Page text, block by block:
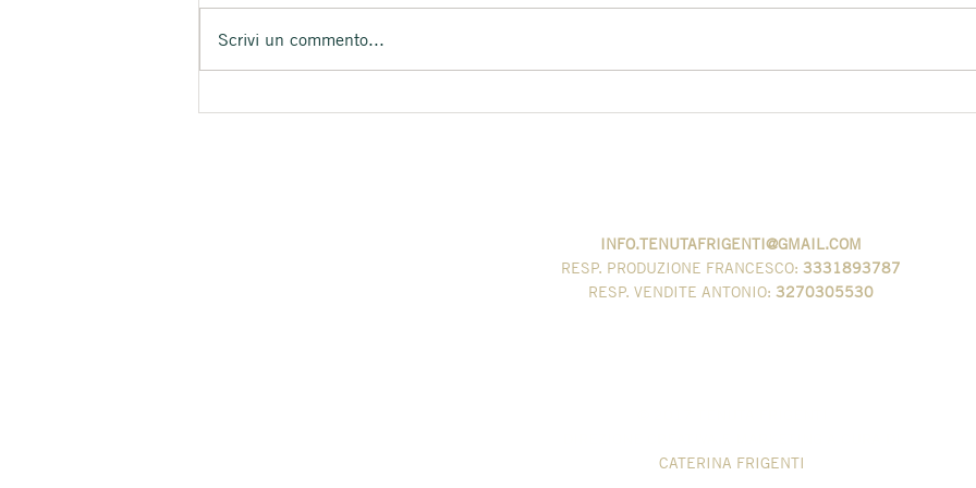
MELANZANE SOTT'OLIO
Scrivi un commento...
INFO.TENUTAFRIGENTI@GMAIL.COM
RESP. PRODUZIONE FRANCESCO: 3331893787
RESP. VENDITE ANTONIO: 3270305530
CATERINA FRIGENTI